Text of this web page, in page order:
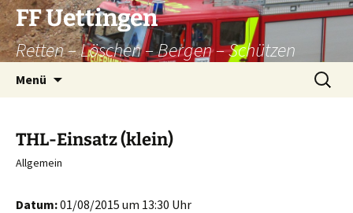
Zum
Inhalt
springen
FF Uettingen
Retten – Löschen – Bergen – Schützen
Menü
Suchen
nach:
THL-Einsatz (klein)
Allgemein
Datum:01/08/2015 um 13:30 Uhr